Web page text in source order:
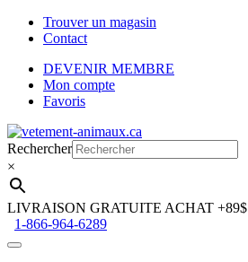
Trouver un magasin
Contact
DEVENIR MEMBRE
Mon compte
Favoris
Aller
à
la
navigation
Aller
au
contenu
Rechercher
×
LIVRAISON GRATUITE ACHAT +89$
1-866-964-6289